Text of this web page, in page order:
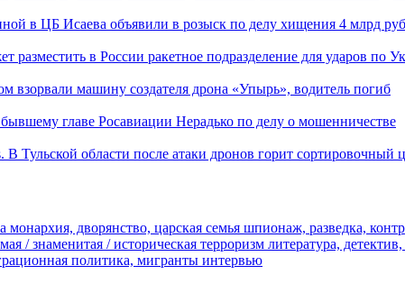
в ЦБ Исаева объявили в розыск по делу хищения 4 млрд
разместить в России ракетное подразделение для ударов по
взорвали машину создателя дрона «Упырь», водитель погиб
главе Росавиации Нерадько по делу о мошенничестве
В Тульской области после атаки дронов горит сортировочный
монархия, дворянство, царская семья шпионаж, разведка,
/ знаменитая / историческая терроризм литература,
политика, мигранты интервью